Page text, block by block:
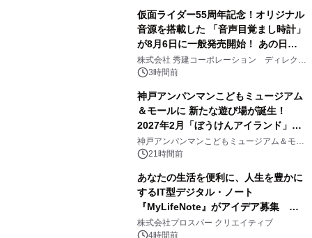
仮面ライダー55周年記念！オリジナル
音源を搭載した 「音声目覚まし時計」
が8月6日に一般発売開始！ あの日の
大興奮が今甦る
株式会社 秀建コーポレーション ディレクト
アートギャラリー
3時間前
神戸アンパンマンこどもミュージアム
＆モールに 新たな遊び場が誕生！
2027年2月「ぼうけんアイランド」が
オープン
神戸アンパンマンこどもミュージアム＆モー
ル 21時間前
あなたの生活を便利に、人生を豊かに
するIT型デジタル・ノート
『MyLifeNote』がアイデア募集 優
秀賞100名に1年間無償試用
株式会社プロスパー クリエイティブ
4時間前